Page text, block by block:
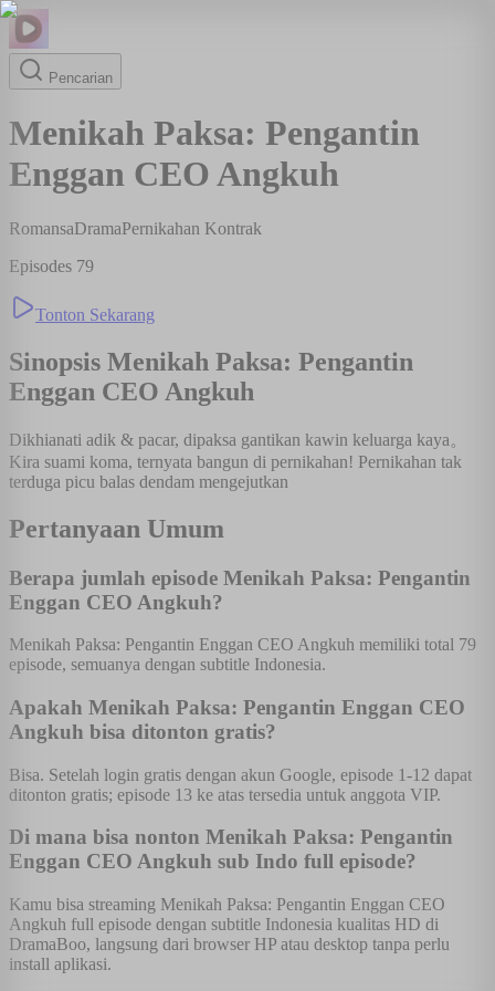
Pencarian
Menikah Paksa: Pengantin
Enggan CEO Angkuh
RomansaDramaPernikahan Kontrak
Episodes 79
Tonton Sekarang
Sinopsis Menikah Paksa: Pengantin
Enggan CEO Angkuh
Dikhianati adik & pacar, dipaksa gantikan kawin keluarga kaya。
Kira suami koma, ternyata bangun di pernikahan! Pernikahan tak
terduga picu balas dendam mengejutkan
Pertanyaan Umum
Berapa jumlah episode Menikah Paksa: Pengantin
Enggan CEO Angkuh?
Menikah Paksa: Pengantin Enggan CEO Angkuh memiliki total 79
episode, semuanya dengan subtitle Indonesia.
Apakah Menikah Paksa: Pengantin Enggan CEO
Angkuh bisa ditonton gratis?
Bisa. Setelah login gratis dengan akun Google, episode 1-12 dapat
ditonton gratis; episode 13 ke atas tersedia untuk anggota VIP.
Di mana bisa nonton Menikah Paksa: Pengantin
Enggan CEO Angkuh sub Indo full episode?
Kamu bisa streaming Menikah Paksa: Pengantin Enggan CEO
Angkuh full episode dengan subtitle Indonesia kualitas HD di
DramaBoo, langsung dari browser HP atau desktop tanpa perlu
install aplikasi.